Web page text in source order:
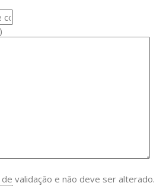
validação e não deve ser alterado.